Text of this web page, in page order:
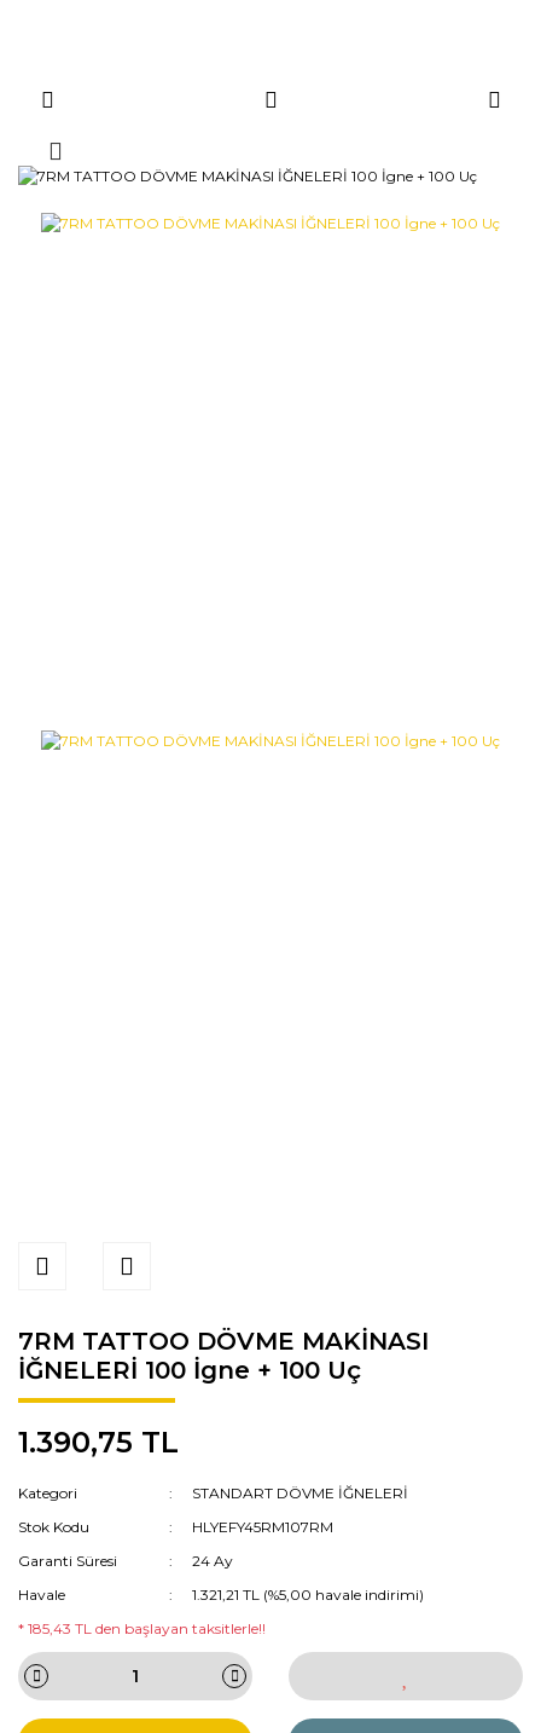
7RM TATTOO DÖVME MAKİNASI
İĞNELERİ 100 İgne + 100 Uç
1.390,75 TL
Kategori
STANDART DÖVME İĞNELERİ
Stok Kodu
HLYEFY45RM107RM
Garanti Süresi
24 Ay
Havale
1.321,21 TL (%5,00 havale indirimi)
* 185,43 TL den başlayan taksitlerle!!